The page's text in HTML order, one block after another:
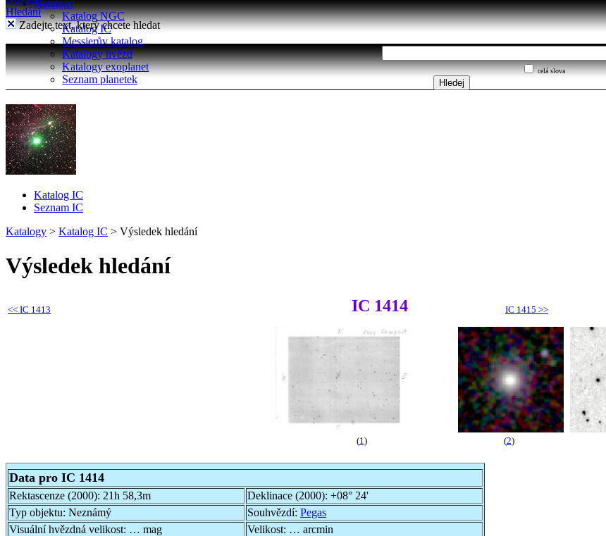
Katalogy
Katalog NGC
Katalog IC
Messierův katalog
Katalogy hvězd
Katalogy exoplanet
Seznam planetek
Hledání
Zadejte text, který chcete hledat
celá slova
Katalog IC
Seznam IC
Katalogy > Katalog IC > Výsledek hledání
Výsledek hledání
<< IC 1413 IC 1414 IC 1415 >>
(1 ) (2)
Data pro IC 1414
Rektascenze (2000): 21h 58,3m Deklinace (2000): +08° 24'
Typ objektu: Neznámý Souhvězdí: Pegas
Visuální hvězdná velikost: … mag Velikost: … arcmin